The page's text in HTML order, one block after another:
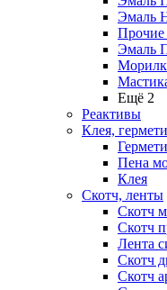
Эмаль
Прочие
Эмаль
Ещё 2
Реактивы
Клея,
Пена
Клея
Скотч, ленты
Скотч
Скотч
Лента
Скотч
Скотч